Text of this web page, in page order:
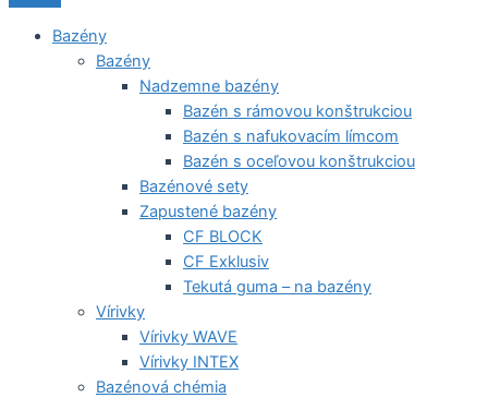
Bazény
Bazény
Nadzemne bazény
Bazén s rámovou konštrukciou
Bazén s nafukovacím límcom
Bazén s oceľovou konštrukciou
Bazénové sety
Zapustené bazény
CF BLOCK
CF Exklusiv
Tekutá guma – na bazény
Vírivky
Vírivky WAVE
Vírivky INTEX
Bazénová chémia